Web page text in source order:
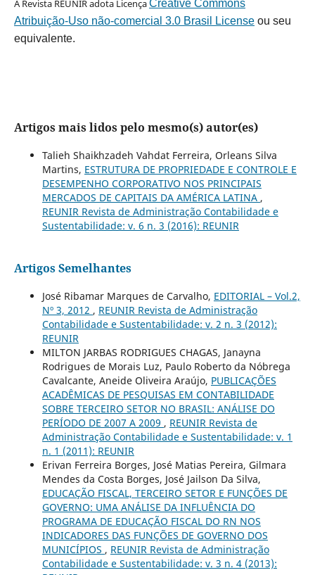
A Revista REUNIR adota LicençaCreative Commons
Atribuição-Uso não-comercial 3.0 Brasil Licenseou seu
equivalente.
Artigos mais lidos pelo mesmo(s) autor(es)
Talieh Shaikhzadeh Vahdat Ferreira, Orleans Silva
Martins, ESTRUTURA DE PROPRIEDADE E CONTROLE E
DESEMPENHO CORPORATIVO NOS PRINCIPAIS
MERCADOS DE CAPITAIS DA AMÉRICA LATINA ,
REUNIR Revista de Administração Contabilidade e
Sustentabilidade: v. 6 n. 3 (2016): REUNIR
Artigos Semelhantes
José Ribamar Marques de Carvalho, EDITORIAL – Vol.2,
Nº 3, 2012 , REUNIR Revista de Administração
Contabilidade e Sustentabilidade: v. 2 n. 3 (2012):
REUNIR
MILTON JARBAS RODRIGUES CHAGAS, Janayna
Rodrigues de Morais Luz, Paulo Roberto da Nóbrega
Cavalcante, Aneide Oliveira Araújo, PUBLICAÇÕES
ACADÊMICAS DE PESQUISAS EM CONTABILIDADE
SOBRE TERCEIRO SETOR NO BRASIL: ANÁLISE DO
PERÍODO DE 2007 A 2009 , REUNIR Revista de
Administração Contabilidade e Sustentabilidade: v. 1
n. 1 (2011): REUNIR
Erivan Ferreira Borges, José Matias Pereira, Gilmara
Mendes da Costa Borges, José Jailson Da Silva,
EDUCAÇÃO FISCAL, TERCEIRO SETOR E FUNÇÕES DE
GOVERNO: UMA ANÁLISE DA INFLUÊNCIA DO
PROGRAMA DE EDUCAÇÃO FISCAL DO RN NOS
INDICADORES DAS FUNÇÕES DE GOVERNO DOS
MUNICÍPIOS , REUNIR Revista de Administração
Contabilidade e Sustentabilidade: v. 3 n. 4 (2013):